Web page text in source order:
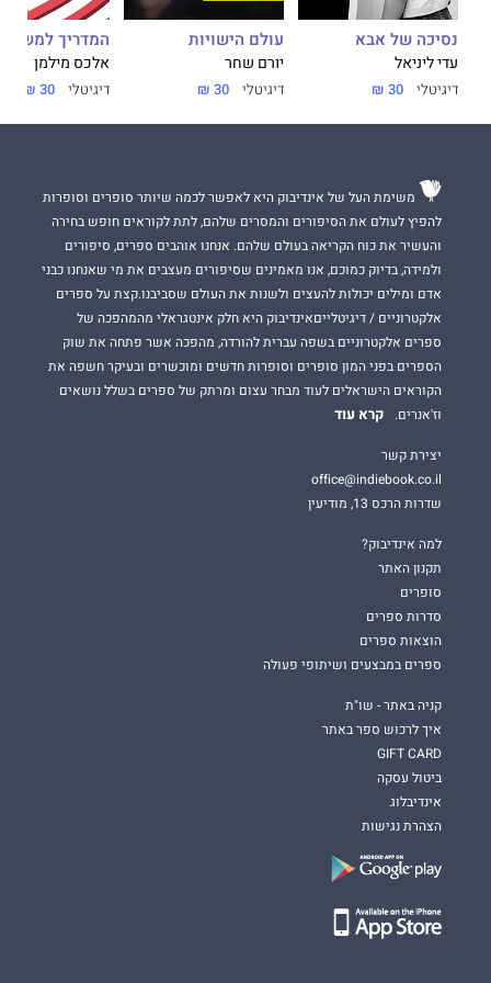
נסיכה של אבא
עדי ליניאל
דיגיטלי 30 ₪
עולם הישויות
יורם שחר
דיגיטלי 30 ₪
המדריך
אלכס מילמן
דיגיטלי 30 ₪
משימת העל של אינדיבוק היא לאפשר לכמה שיותר סופרים וסופרות
להפיץ לעולם את הסיפורים והמסרים שלהם, לתת לקוראים חופש בחירה
והעשיר את כוח הקריאה בעולם שלהם. אנחנו אוהבים ספרים, סיפורים
ולמידה, בדיוק כמוכם, אנו מאמינים שסיפורים מעצבים את מי שאנחנו כבני
אדם ומילים יכולות להעצים ולשנות את העולם שסביבנו.קצת על ספרים
אלקטרוניים / דיגיטלייםאינדיבוק היא חלק אינטגראלי מהמהפכה של
ספרים אלקטרוניים בשפה עברית להורדה, מהפכה אשר פתחה את שוק
הספרים בפני המון סופרים וסופרות חדשים ומוכשרים ובעיקר חשפה את
הקוראים הישראלים לעוד מבחר עצום ומרתק של ספרים בשלל נושאים
וז'אנרים.
קרא עוד
יצירת קשר
office@indiebook.co.il
שדרות הרכס 13, מודיעין
למה אינדיבוק?
תקנון האתר
סופרים
סדרות ספרים
הוצאות ספרים
ספרים במבצעים ושיתופי פעולה
קניה באתר - שו"ת
איך לרכוש ספר באתר
GIFT CARD
ביטול עסקה
אינדיבלוג
הצהרת נגישות